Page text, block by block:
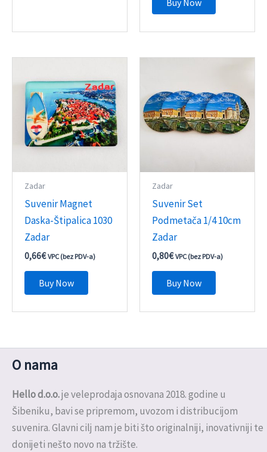
Buy Now
Zadar
Suvenir Magnet
Daska-Štipalica 1030
Zadar
0,66€ VPC (bez PDV-a)
Buy Now
Zadar
Suvenir Set
Podmetača 1/4 10cm
Zadar
0,80€ VPC (bez PDV-a)
Buy Now
O nama
Hello d.o.o.je veleprodaja osnovana 2018. godine u
Šibeniku, bavi se pripremom, uvozom i distribucijom
suvenira. Glavni cilj nam je biti što originalniji, inovativniji te
donijeti nešto novo na tržište.